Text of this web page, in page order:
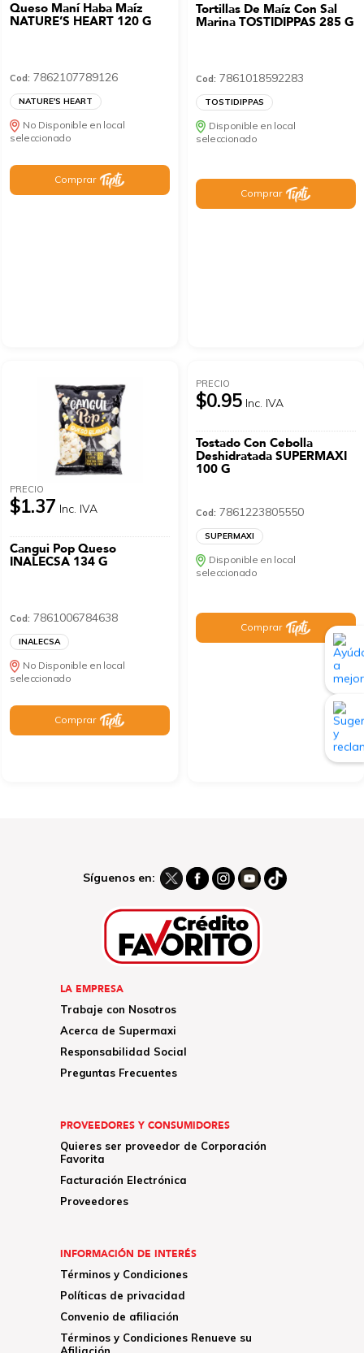
Queso Maní Haba Maíz
NATURE’S HEART 120 G
Cod: 7862107789126
NATURE'S HEART
No Disponible en local
seleccionado
Comprar
Tortillas De Maíz Con Sal
Marina TOSTIDIPPAS 285 G
Cod: 7861018592283
TOSTIDIPPAS
Disponible en local
seleccionado
Comprar
PRECIO
$1.37 Inc. IVA
Cangui Pop Queso
INALECSA 134 G
Cod: 7861006784638
INALECSA
No Disponible en local
seleccionado
Comprar
PRECIO
$0.95 Inc. IVA
Tostado Con Cebolla
Deshidratada SUPERMAXI
100 G
Cod: 7861223805550
SUPERMAXI
Disponible en local
seleccionado
Comprar
Síguenos en:
LA EMPRESA
Trabaje con Nosotros
Acerca de Supermaxi
Responsabilidad Social
Preguntas Frecuentes
PROVEEDORES Y CONSUMIDORES
Quieres ser proveedor de Corporación
Favorita
Facturación Electrónica
Proveedores
INFORMACIÓN DE INTERÉS
Términos y Condiciones
Políticas de privacidad
Convenio de afiliación
Términos y Condiciones Renueve su